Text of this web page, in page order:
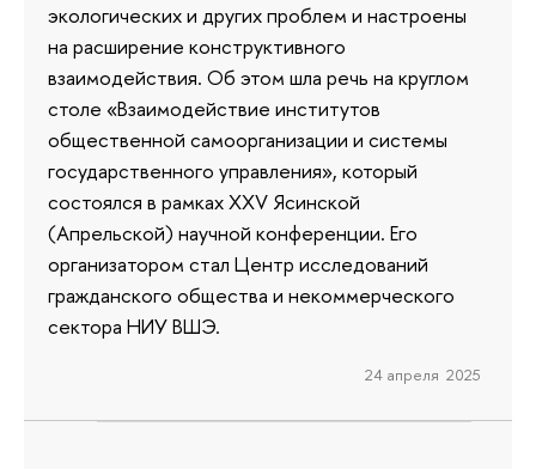
экологических и других проблем и настроены
на расширение конструктивного
взаимодействия. Об этом шла речь на круглом
столе «Взаимодействие институтов
общественной самоорганизации и системы
государственного управления», который
состоялся в рамках XXV Ясинской
(Апрельской) научной конференции. Его
организатором стал Центр исследований
гражданского общества и некоммерческого
сектора НИУ ВШЭ.
24 апреля 2025